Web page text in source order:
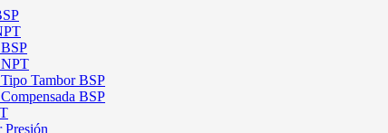
Tambor BSP
BSP
Presión